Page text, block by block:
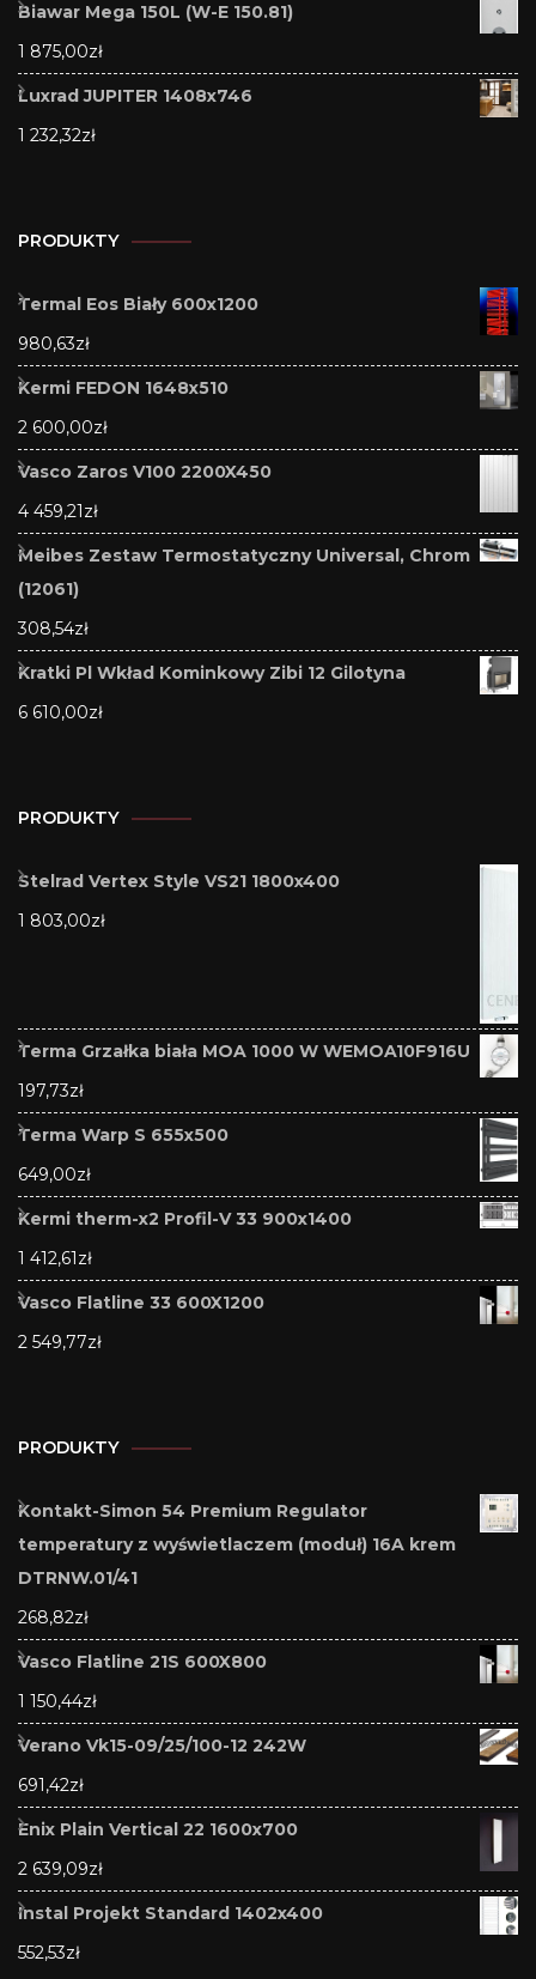
Biawar Mega 150L (W-E 150.81)
1 875,00zł
Luxrad JUPITER 1408x746
1 232,32zł
PRODUKTY
Termal Eos Biały 600x1200
980,63zł
Kermi FEDON 1648x510
2 600,00zł
Vasco Zaros V100 2200X450
4 459,21zł
Meibes Zestaw Termostatyczny Universal, Chrom
(12061)
308,54zł
Kratki Pl Wkład Kominkowy Zibi 12 Gilotyna
6 610,00zł
PRODUKTY
Stelrad Vertex Style VS21 1800x400
1 803,00zł
Terma Grzałka biała MOA 1000 W WEMOA10F916U
197,73zł
Terma Warp S 655x500
649,00zł
Kermi therm-x2 Profil-V 33 900x1400
1 412,61 zł
Vasco Flatline 33 600X1200
2 549,77zł
PRODUKTY
Kontakt-Simon 54 Premium Regulator
temperatury z wyświetlaczem (moduł) 16A krem
DTRNW.01/41
268,82zł
Vasco Flatline 21S 600X800
1 150,44zł
Verano Vk15-09/25/100-12 242W
691,42zł
Enix Plain Vertical 22 1600x700
2 639,09zł
Instal Projekt Standard 1402x400
552,53zł